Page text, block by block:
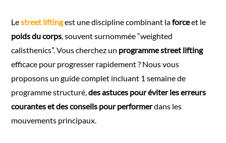
Lestreet liftingest une discipline combinant laforceet le
poids du corps, souvent surnommée “weighted
calisthenics”. Vous cherchez un programme street lifting
efficace pour progresser rapidement ? Nous vous
proposons un guide complet incluant 1 semaine de
programme structuré,des astuces pour éviter les erreurs
courantes et des conseils pour performerdans les
mouvements principaux.